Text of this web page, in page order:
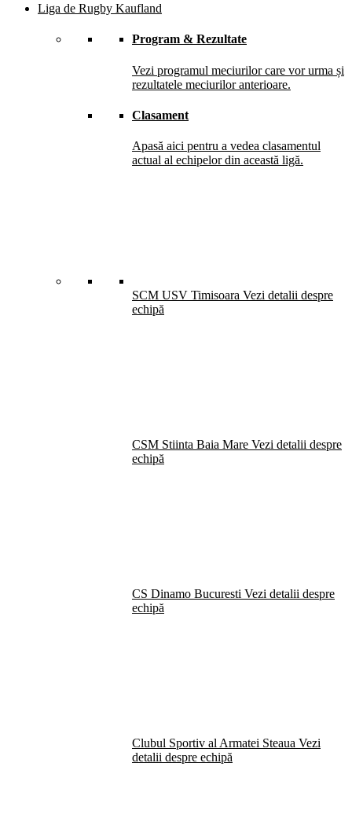
Liga de Rugby Kaufland
Program & Rezultate
Vezi programul meciurilor care vor urma și
rezultatele meciurilor anterioare.
Clasament
Apasă aici pentru a vedea clasamentul
actual al echipelor din această ligă.
SCM USV Timisoara Vezi detalii despre
echipă
CSM Stiinta Baia Mare Vezi detalii despre
echipă
CS Dinamo Bucuresti Vezi detalii despre
echipă
Clubul Sportiv al Armatei Steaua Vezi
detalii despre echipă